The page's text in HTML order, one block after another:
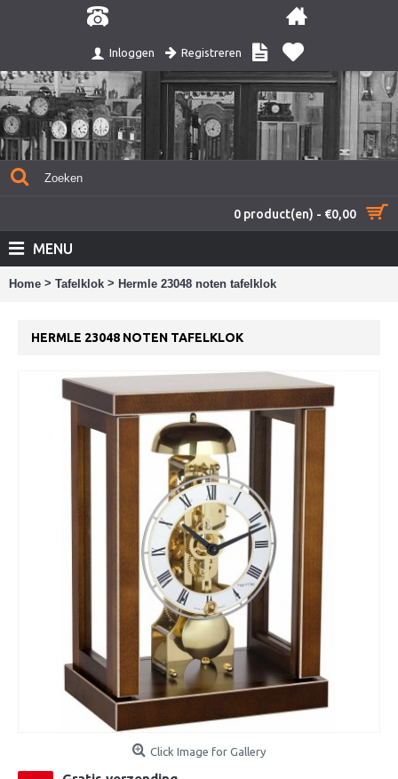
Inloggen Registreren
0 product(en) - €0,00
MENU
Home > Tafelklok > Hermle 23048 noten tafelklok
HERMLE 23048 NOTEN TAFELKLOK
Click Image for Gallery